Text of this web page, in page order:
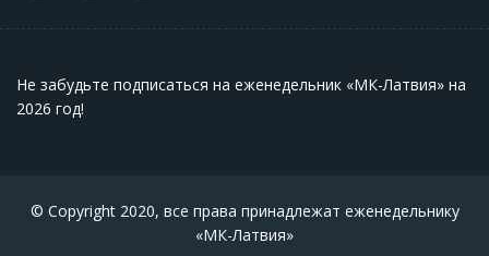
Не забудьте подписаться на еженедельник «МК-Латвия» на
2026 год!
© Copyright 2020, все права принадлежат еженедельнику
«МК-Латвия»